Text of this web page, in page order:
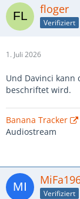
floger
Verifiziert
1. Juli 2026
Und Davinci kann
beschriftet wird.
Banana Tracker
Audiostream
Verifiziert